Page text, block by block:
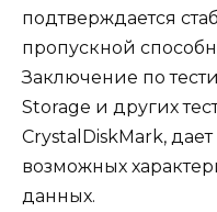
подтверждается
пропускной
Заключение по
Storage и других
CrystalDiskMark,
возможных
данных.